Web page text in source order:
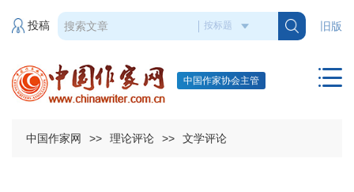
旧版
投稿
中国作家协会主管
中国作家网 >> 理论评论 >> 文学评论